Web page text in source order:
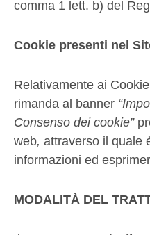
comma 1 lett. b) del
Cookie presenti nel
Relativamente ai
rimanda al banner
Consenso dei cookie”
web, attraverso il quale
informazioni ed
MODALITÀ DEL